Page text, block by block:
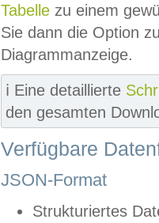
Tabelle zu einem
Sie dann die Option
Diagrammanzeige.
ℹ️ Eine detaillierte
den gesamten
Verfügbare
JSON-Format
Strukturiertes